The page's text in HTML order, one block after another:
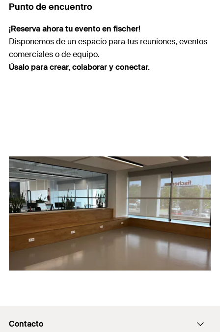
Punto de encuentro
¡Reserva ahora tu evento en fischer!
Disponemos de un espacio para tus reuniones, eventos
comerciales o de equipo.
Úsalo para crear, colaborar y conectar.
Contacto